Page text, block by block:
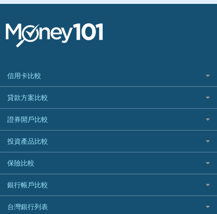
信用卡比較
信用卡情境類別推薦
所有信用卡
精選推薦
國內外現金回饋
繳稅優惠
航空哩程回饋
加油優惠
分期零利率優惠
首刷禮優惠
貸款方案比較
快速線上貸款推薦
最完整貸款資訊一次看
繳稅貸款
貸款計算機
車貸計算機
精選貸款推薦
信貸利率比較
證券開戶比較
台股證券戶
美股證券戶
投資產品比較
機器人投資
加密貨幣
外幣定存
保險比較
住宅險
汽車保險
機車保險
銀行帳戶比較
財富管理帳戶
台灣銀行列表